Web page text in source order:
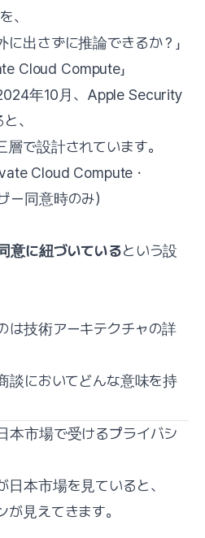
、
出さずに推論できるか？」
Cloud Compute」
年10月、Apple Security
、
で設計されています。
Cloud Compute・
ー同意時のみ）
意に紐づいているという設
は技術アーキテクチャの詳
談においてどんな意味を持
本市場で受けるプライバシ
本市場を見ていると、
見えてきます。